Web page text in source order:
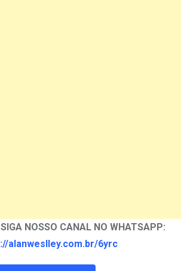
NOSSO CANAL NO WHATSAPP:
alanweslley.com.br/6yrc